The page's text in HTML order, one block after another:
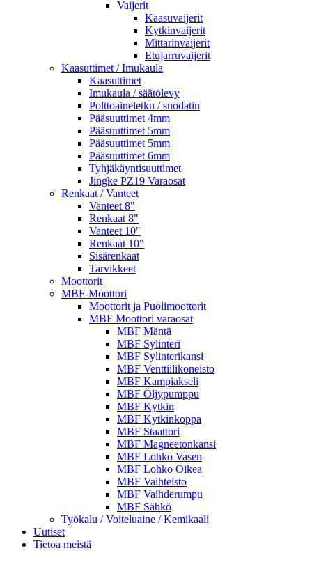
Vaijerit
Kaasuvaijerit
Kytkinvaijerit
Mittarinvaijerit
Etujarruvaijerit
Kaasuttimet / Imukaula
Kaasuttimet
Imukaula / säätölevy
Polttoaineletku / suodatin
Pääsuuttimet 4mm
Pääsuuttimet 5mm
Pääsuuttimet 5mm
Pääsuuttimet 6mm
Tyhjäkäyntisuuttimet
Jingke PZ19 Varaosat
Renkaat / Vanteet
Vanteet 8"
Renkaat 8"
Vanteet 10"
Renkaat 10"
Sisärenkaat
Tarvikkeet
Moottorit
MBF-Moottori
Moottorit ja Puolimoottorit
MBF Moottori varaosat
MBF Mäntä
MBF Sylinteri
MBF Sylinterikansi
MBF Venttiilikoneisto
MBF Kampiakseli
MBF Öljypumppu
MBF Kytkin
MBF Kytkinkoppa
MBF Staattori
MBF Magneetonkansi
MBF Lohko Vasen
MBF Lohko Oikea
MBF Vaihteisto
MBF Vaihderumpu
MBF Sähkö
Työkalu / Voiteluaine / Kemikaali
Uutiset
Tietoa meistä